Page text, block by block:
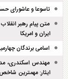
تاسوعا و عاشورای
متن پیام رهبر
ایران و امریکا
اسامی برندگان
مهندس اسکندری،
ایثار: مهمترین